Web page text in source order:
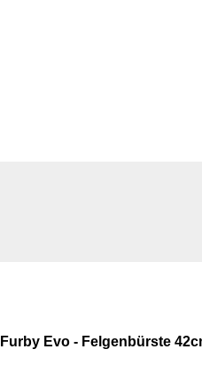
Furby Evo - Felgenbürste